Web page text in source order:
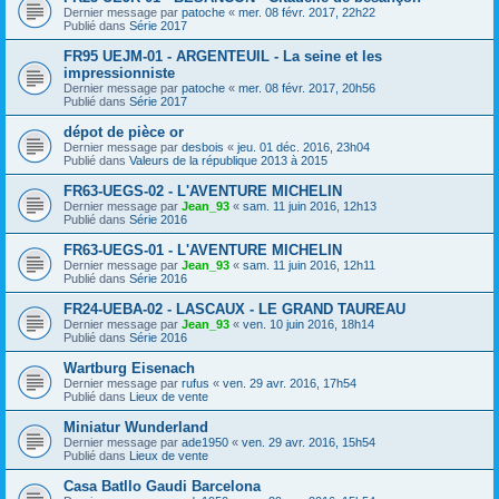
Dernier message par patoche « mer. 08 févr. 2017, 22h22
Publié dans Série 2017
FR95 UEJM-01 - ARGENTEUIL - La seine et les
impressionniste
Dernier message par patoche « mer. 08 févr. 2017, 20h56
Publié dans Série 2017
dépot de pièce or
Dernier message par desbois « jeu. 01 déc. 2016, 23h04
Publié dans Valeurs de la république 2013 à 2015
FR63-UEGS-02 - L'AVENTURE MICHELIN
Dernier message par Jean_93 « sam. 11 juin 2016, 12h13
Publié dans Série 2016
FR63-UEGS-01 - L'AVENTURE MICHELIN
Dernier message par Jean_93 « sam. 11 juin 2016, 12h11
Publié dans Série 2016
FR24-UEBA-02 - LASCAUX - LE GRAND TAUREAU
Dernier message par Jean_93 « ven. 10 juin 2016, 18h14
Publié dans Série 2016
Wartburg Eisenach
Dernier message par rufus « ven. 29 avr. 2016, 17h54
Publié dans Lieux de vente
Miniatur Wunderland
Dernier message par ade1950 « ven. 29 avr. 2016, 15h54
Publié dans Lieux de vente
Casa Batllo Gaudi Barcelona